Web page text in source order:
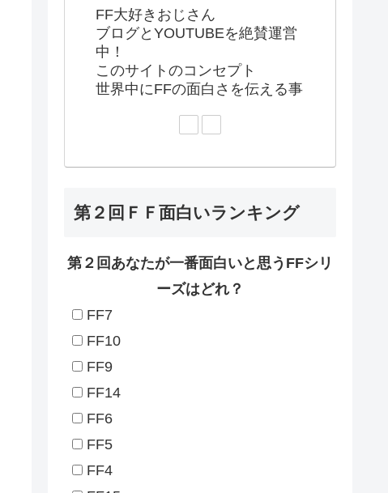
FF大好きおじさん
ブログとYOUTUBEを絶賛運営
中！
このサイトのコンセプト
世界中にFFの面白さを伝える事
第２回ＦＦ面白いランキング
第２回あなたが一番面白いと思うFFシリ
ーズはどれ？
FF7
FF10
FF9
FF14
FF6
FF5
FF4